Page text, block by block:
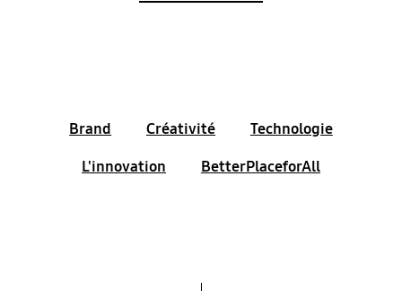
Brand Créativité
Technologie
L'innovation
BetterPlaceforAll